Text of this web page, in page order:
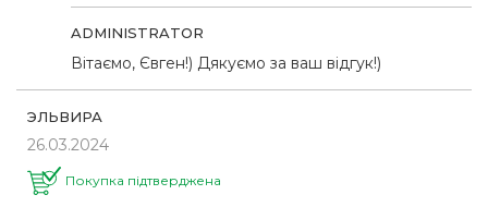
ADMINISTRATOR
Вітаємо, Євген!) Дякуємо за ваш відгук!)
ЭЛЬВИРА
26.03.2024
Покупка підтверджена